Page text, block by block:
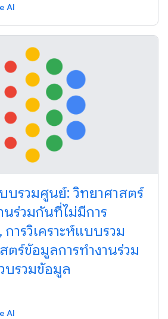
AI
บบรวมศูนย์: วิทยาศาสตร์
นร่วมกันที่ไม่มีการ
ารวิเคราะห์แบบรวม
ตร์ข้อมูลการทำงานร่วม
บรวมข้อมูล
AI